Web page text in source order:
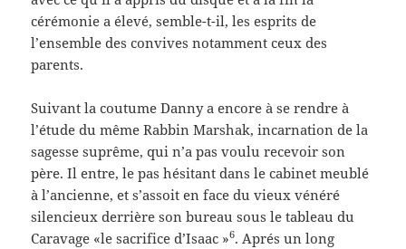
cérémonie a élevé, semble-t-il, les esprits de
l’ensemble des convives notamment ceux des
parents.
Suivant la coutume Danny a encore à se rendre à
l’étude du même Rabbin Marshak, incarnation de la
sagesse suprême, qui n’a pas voulu recevoir son
père. Il entre, le pas hésitant dans le cabinet meublé
à l’ancienne, et s’assoit en face du vieux vénéré
silencieux derrière son bureau sous le tableau du
Caravage «le sacrifice d’Isaac »6. Aprés un long